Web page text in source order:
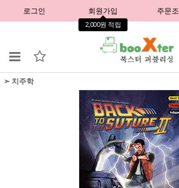
로그인 회원가입
2,000원 적립
주문
➣ 치주학